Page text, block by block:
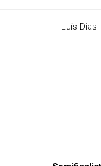
Luís Dias